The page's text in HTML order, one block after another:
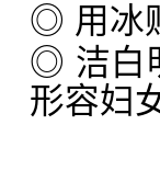
◎ 用冰
◎ 洁白
形容妇